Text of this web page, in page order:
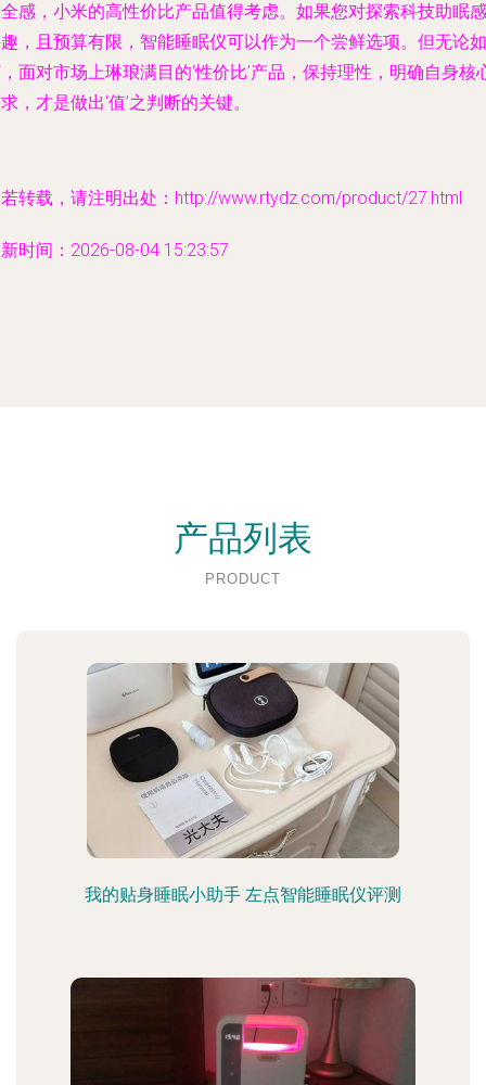
感，小米的高性价比产品值得考虑。如果您对探索科技助眠感
，且预算有限，智能睡眠仪可以作为一个尝鲜选项。但无论如
面对市场上琳琅满目的‘性价比’产品，保持理性，明确自身核
，才是做出‘值’之判断的关键。
转载，请注明出处：http://www.rtydz.com/product/27.html
时间：2026-08-04 15:23:57
产品列表
PRODUCT
我的贴身睡眠小助手 左点智能睡眠仪评测